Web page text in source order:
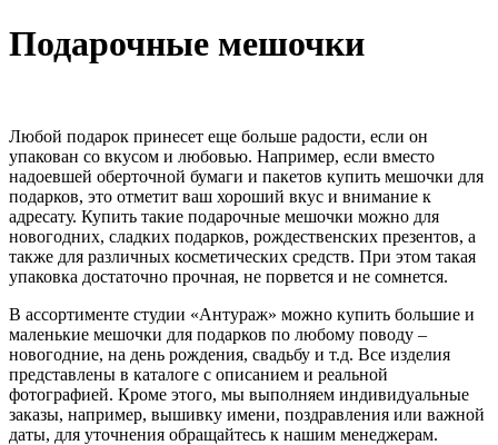
Подарочные мешочки
Любой подарок принесет еще больше радости, если он
упакован со вкусом и любовью. Например, если вместо
надоевшей оберточной бумаги и пакетов купить мешочки для
подарков, это отметит ваш хороший вкус и внимание к
адресату. Купить такие подарочные мешочки можно для
новогодних, сладких подарков, рождественских презентов, а
также для различных косметических средств. При этом такая
упаковка достаточно прочная, не порвется и не сомнется.
В ассортименте студии «Антураж» можно купить большие и
маленькие мешочки для подарков по любому поводу –
новогодние, на день рождения, свадьбу и т.д. Все изделия
представлены в каталоге с описанием и реальной
фотографией. Кроме этого, мы выполняем индивидуальные
заказы, например, вышивку имени, поздравления или важной
даты, для уточнения обращайтесь к нашим менеджерам.